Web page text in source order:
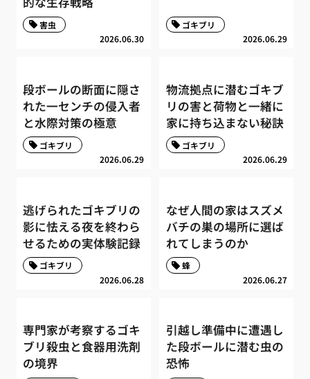
2026.06.30
害虫
2026.06.29
ゴキブリ
段ボールの断面に隠さ
れた一センチの侵入者
と水際対策の極意
2026.06.29
ゴキブリ
物流拠点に潜むゴキブ
リの害と荷物と一緒に
家に持ち込まない秘訣
2026.06.29
ゴキブリ
逃げられたゴキブリの
影に怯える夜を終わら
せるための実体験記録
2026.06.28
ゴキブリ
なぜ人間の家はスズメ
バチの巣の場所に選ば
れてしまうのか
2026.06.27
蜂
専門家が考察するゴキ
ブリ殺虫と食器用洗剤
の境界
引越し準備中に遭遇し
た段ボールに潜む虫の
恐怖